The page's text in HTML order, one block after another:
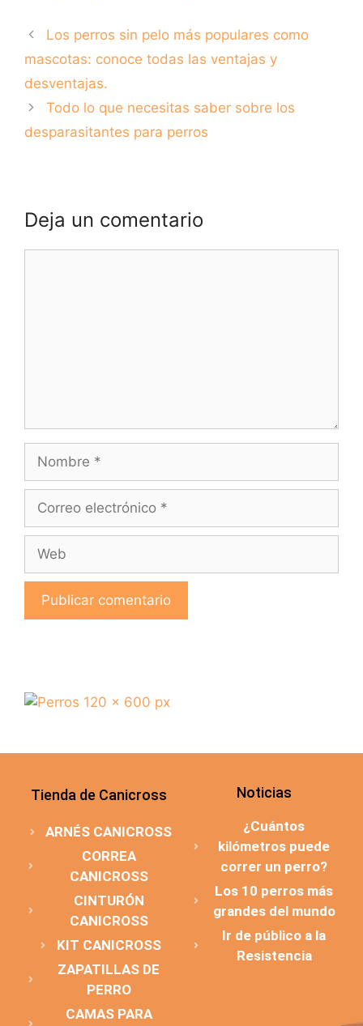
Disfrutar con tu
Perro
algo inolvidable
Los perros sin pelo más populares como
mascotas: conoce todas las ventajas y
desventajas.
Todo lo que necesitas saber sobre los
desparasitantes para perros
Deja un comentario
Tienda de Canicross
ARNÉS CANICROSS
CORREA
CANICROSS
CINTURÓN
CANICROSS
KIT CANICROSS
ZAPATILLAS DE
PERRO
CAMAS PARA
Noticias
¿Cuántos
kilómetros puede
correr un perro?
Los 10 perros más
grandes del mundo
Ir de público a la
Resistencia